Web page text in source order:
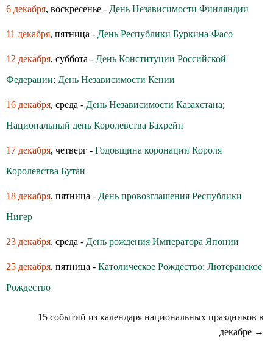
6 декабря, воскресенье - День Независимости Финляндии
11 декабря, пятница - День Республики Буркина-Фасо
12 декабря, суббота - День Конституции Российской
Федерации; День Независимости Кении
16 декабря, среда - День Независимости Казахстана;
Национальный день Королевства Бахрейн
17 декабря, четверг - Годовщина коронации Короля
Королевства Бутан
18 декабря, пятница - День провозглашения Республики
Нигер
23 декабря, среда - День рождения Императора Японии
25 декабря, пятница - Католическое Рождество; Лютеранское
Рождество
15 событий из календаря национальных праздников в
декабре →